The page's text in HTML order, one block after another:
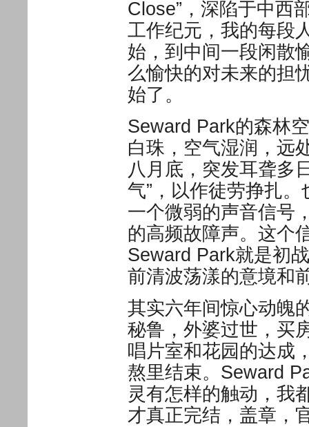
Close”，深陷于中西
工作纪元，我的每段
始，到中间一段闲散
么愉快的对未来的
始了。
Seward Park的森林
白珠，空气湿润，远
八月底，突发耳聋多
气”，以作徒劳挣扎
一个微弱的声音信号
的高频故障声。这个
Seward Park就是初
前清波荡漾的意境和
其实六年间惊心动魄
秘鲁，外婆过世，买
唱片室和花园的达成
熬里结束。Seward
灵有怎样的触动，我
才真正完结，盖章，